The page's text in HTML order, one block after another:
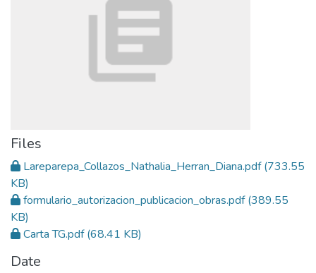
Files
Lareparepa_Collazos_Nathalia_Herran_Diana.pdf(733.55
KB)
formulario_autorizacion_publicacion_obras.pdf(389.55
KB)
Carta TG.pdf(68.41 KB)
Date